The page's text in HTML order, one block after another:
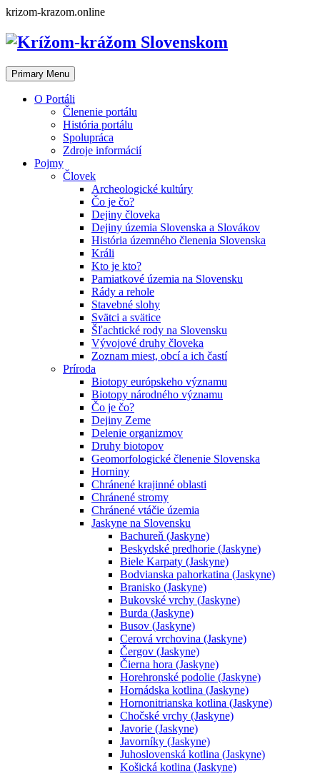
Skip
content
krizom-krazom.online
Primary Menu
O Portáli
Členenie portálu
História portálu
Spolupráca
Zdroje informácií
Pojmy
Človek
Archeologické kultúry
Čo je čo?
Dejiny človeka
Dejiny územia Slovenska a Slovákov
História územného členenia Slovenska
Králi
Kto je kto?
Pamiatkové územia na Slovensku
Rády a rehole
Stavebné slohy
Svätci a svätice
Šľachtické rody na Slovensku
Vývojové druhy človeka
Zoznam miest, obcí a ich častí
Príroda
Biotopy európskeho významu
Biotopy národného významu
Čo je čo?
Dejiny Zeme
Delenie organizmov
Druhy biotopov
Geomorfologické členenie Slovenska
Horniny
Chránené krajinné oblasti
Chránené stromy
Chránené vtáčie územia
Jaskyne na Slovensku
Bachureň (Jaskyne)
Beskydské predhorie (Jaskyne)
Biele Karpaty (Jaskyne)
Bodvianska pahorkatina (Jaskyne)
Branisko (Jaskyne)
Bukovské vrchy (Jaskyne)
Burda (Jaskyne)
Busov (Jaskyne)
Cerová vrchovina (Jaskyne)
Čergov (Jaskyne)
Čierna hora (Jaskyne)
Horehronské podolie (Jaskyne)
Hornádska kotlina (Jaskyne)
Hornonitrianska kotlina (Jaskyne)
Chočské vrchy (Jaskyne)
Javorie (Jaskyne)
Javorníky (Jaskyne)
Juhoslovenská kotlina (Jaskyne)
Košická kotlina (Jaskyne)